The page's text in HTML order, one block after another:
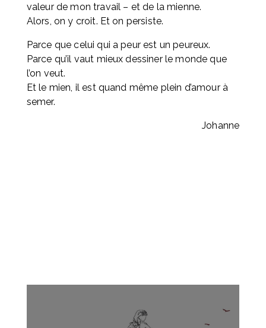
valeur de mon travail – et de la mienne.
Alors, on y croit. Et on persiste.
Parce que celui qui a peur est un peureux.
Parce qu’il vaut mieux dessiner le monde que
l’on veut.
Et le mien, il est quand même plein d’amour à
semer.
Johanne